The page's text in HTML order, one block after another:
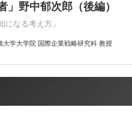
」野中郁次郎（後編）
になる考え方」
大学大学院 国際企業戦略研究科 教授